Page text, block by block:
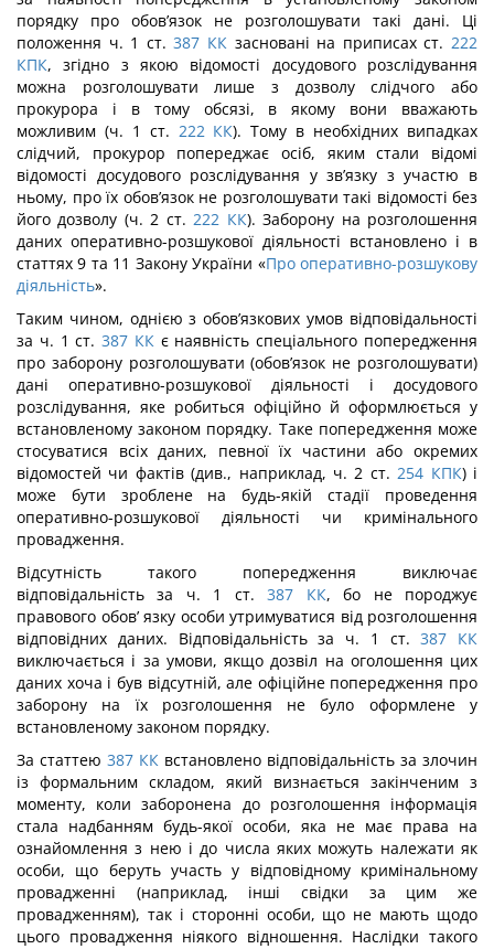
порядку про обов’язок не розголошувати такі дані. Ці
положення ч. 1 ст. 387 КК засновані на приписах ст. 222
КПК, згідно з якою відомості досудового розслідування
можна розголошувати лише з дозволу слідчого або
прокурора і в тому обсязі, в якому вони вважають
можливим (ч. 1 ст. 222 КК). Тому в необхідних випадках
слідчий, прокурор по­переджає осіб, яким стали відомі
відомості досудового розслідування у зв’язку з участю в
ньому, про їх обов’язок не розголошувати такі відомості без
його дозволу (ч. 2 ст. 222 КК). Заборону на розголошення
даних оперативно-розшукової діяльності встановлено і в
статтях 9 та 11 Закону України «Про оперативно-розшукову
діяльність».
Таким чином, однією з обов’язкових умов відповідальності
за ч. 1 ст. 387 ККє наявність спеціального попередження
про заборону розголошувати (обов’язок не розголошувати)
дані оперативно-розшукової діяльності і досудового
розслідування, яке робиться офіційно й оформлюється у
встановленому законом порядку. Таке по­передження може
стосуватися всіх даних, певної їх частини або окремих
відомостей чи фактів (див., наприклад, ч. 2 ст. 254 КПК) і
може бути зроблене на будь-якій стадії проведення
оперативно-розшукової діяльності чи кримінального
провадження.
Відсутність такого попередження виключає
відповідальність за ч. 1 ст. 387 КК, бо не породжує
правового обов’ язку особи утримуватися від розголошення
відповідних даних. Відповідальність за ч. 1 ст. 387 КК
виключається і за умови, якщо дозвіл на оголошення цих
даних хоча і був відсутній, але офіційне попередження про
заборону на їх розголошення не було оформлене у
встановленому законом порядку.
За статтею 387 КК встановлено відповідальність за злочин
із формальним скла­дом, який визнається закінченим з
моменту, коли заборонена до розголошення інфор­мація
стала надбанням будь-якої особи, яка не має права на
ознайомлення з нею і до числа яких можуть належати як
особи, що беруть участь у відповідному криміналь­ному
провадженні (наприклад, інші свідки за цим же
провадженням), так і сторонні особи, що не мають щодо
цього провадження ніякого відношення. Наслідки такого